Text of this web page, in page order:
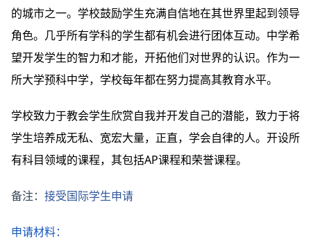
的城市之一。学校鼓励学生充满自信地在其世界里起到领导
角色。几乎所有学科的学生都有机会进行团体互动。中学希
望开发学生的智力和才能，开拓他们对世界的认识。作为一
所大学预科中学，学校每年都在努力提高其教育水平。
学校致力于教会学生欣赏自我并开发自己的潜能，致力于将
学生培养成无私、宽宏大量，正直，学会自律的人。开设所
有科目领域的课程，其包括AP课程和荣誉课程。
备注： 接受国际学生申请
申请材料：